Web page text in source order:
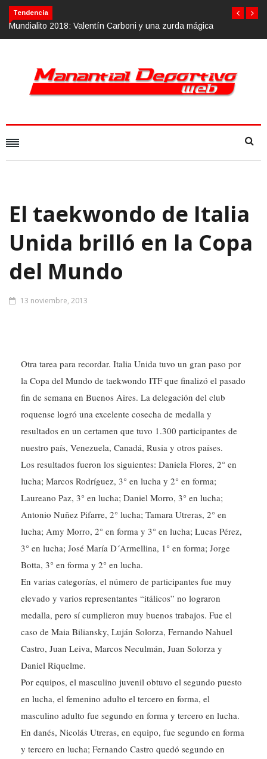
Tendencia
Mundialito 2018: Valentín Carboni y una zurda mágica
El taekwondo de Italia
Unida brilló en la Copa
del Mundo
13 noviembre, 2013
Otra tarea para recordar. Italia Unida tuvo un gran paso por
la Copa del Mundo de taekwondo ITF que finalizó el pasado
fin de semana en Buenos Aires. La delegación del club
roquense logró una excelente cosecha de medalla y
resultados en un certamen que tuvo 1.300 participantes de
nuestro país, Venezuela, Canadá, Rusia y otros países.
Los resultados fueron los siguientes: Daniela Flores, 2° en
lucha; Marcos Rodríguez, 3° en lucha y 2° en forma;
Laureano Paz, 3° en lucha; Daniel Morro, 3° en lucha;
Antonio Nuñez Pifarre, 2° lucha; Tamara Utreras, 2° en
lucha; Amy Morro, 2° en forma y 3° en lucha; Lucas Pérez,
3° en lucha; José María D´Armellina, 1° en forma; Jorge
Botta, 3° en forma y 2° en lucha.
En varias categorías, el número de participantes fue muy
elevado y varios representantes “itálicos” no lograron
medalla, pero sí cumplieron muy buenos trabajos. Fue el
caso de Maia Biliansky, Luján Solorza, Fernando Nahuel
Castro, Juan Leiva, Marcos Neculmán, Juan Solorza y
Daniel Riquelme.
Por equipos, el masculino juvenil obtuvo el segundo puesto
en lucha, el femenino adulto el tercero en forma, el
masculino adulto fue segundo en forma y tercero en lucha.
En danés, Nicolás Utreras, en equipo, fue segundo en forma
y tercero en lucha; Fernando Castro quedó segundo en